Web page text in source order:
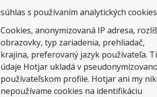
súhlas s používaním analytických cookies
Cookies, anonymizovaná IP adresa,
obrazovky, typ zariadenia, prehliadač,
krajina, preferovaný jazyk používateľa.
údaje Hotjar ukladá v
používateľskom profile. Hotjar ani my
nepoužívame cookies na identifikáciu